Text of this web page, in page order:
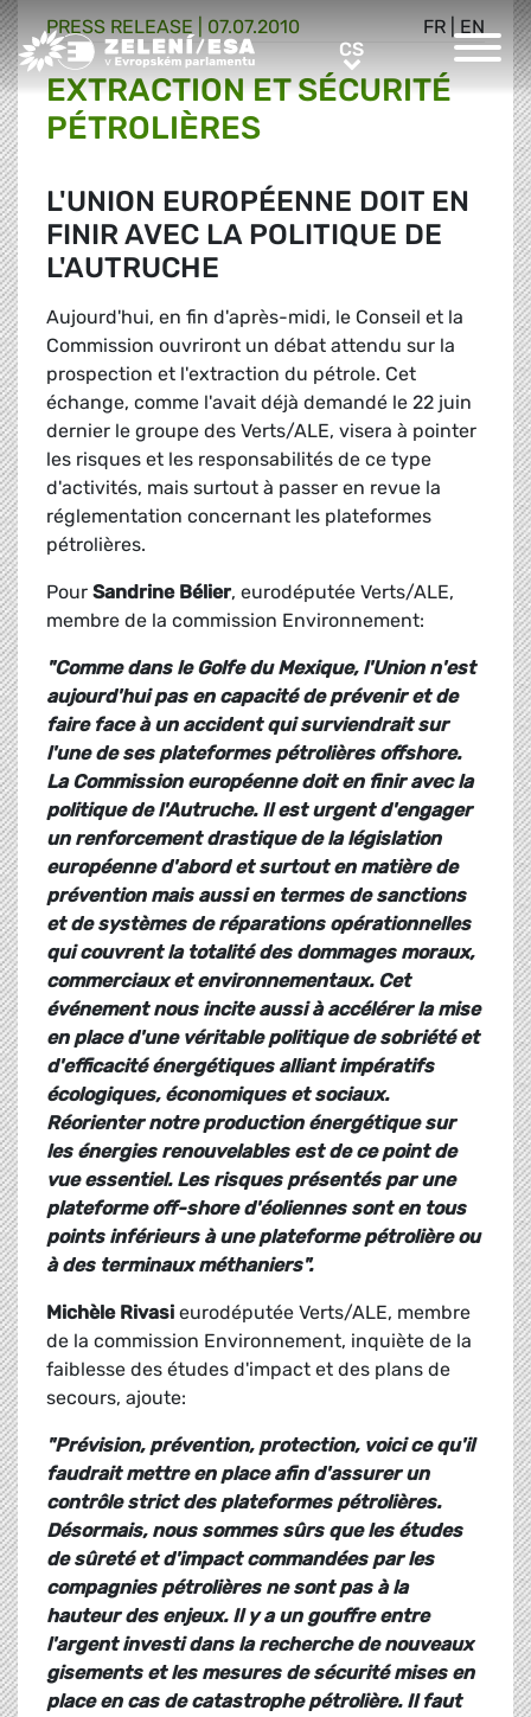
Greens/EFA Home CSCS
FR EN
PRESS RELEASE | 07.07.2010
EXTRACTION ET SÉCURITÉ
PÉTROLIÈRES
L'UNION EUROPÉENNE DOIT EN
FINIR AVEC LA POLITIQUE DE
L'AUTRUCHE
Aujourd'hui, en fin d'après-midi, le Conseil et la
Commission ouvriront un débat attendu sur la
prospection et l'extraction du pétrole. Cet
échange, comme l'avait déjà demandé le 22 juin
dernier le groupe des Verts/ALE, visera à pointer
les risques et les responsabilités de ce type
d'activités, mais surtout à passer en revue la
réglementation concernant les plateformes
pétrolières.
Pour Sandrine Bélier, eurodéputée Verts/ALE,
membre de la commission Environnement:
"Comme dans le Golfe du Mexique, l'Union n'est
aujourd'hui pas en capacité de prévenir et de
faire face à un accident qui surviendrait sur
l'une de ses plateformes pétrolières offshore.
La Commission européenne doit en finir avec la
politique de l'Autruche. Il est urgent d'engager
un renforcement drastique de la législation
européenne d'abord et surtout en matière de
prévention mais aussi en termes de sanctions
et de systèmes de réparations opérationnelles
qui couvrent la totalité des dommages moraux,
commerciaux et environnementaux. Cet
événement nous incite aussi à accélérer la mise
en place d'une véritable politique de sobriété et
d'efficacité énergétiques alliant impératifs
écologiques, économiques et sociaux.
Réorienter notre production énergétique sur
les énergies renouvelables est de ce point de
vue essentiel. Les risques présentés par une
plateforme off-shore d'éoliennes sont en tous
points inférieurs à une plateforme pétrolière ou
à des terminaux méthaniers".
Michèle Rivasi eurodéputée Verts/ALE, membre
de la commission Environnement, inquiète de la
faiblesse des études d'impact et des plans de
secours, ajoute:
"Prévision, prévention, protection, voici ce qu'il
faudrait mettre en place afin d'assurer un
contrôle strict des plateformes pétrolières.
Désormais, nous sommes sûrs que les études
de sûreté et d'impact commandées par les
compagnies pétrolières ne sont pas à la
hauteur des enjeux. Il y a un gouffre entre
l'argent investi dans la recherche de nouveaux
gisements et les mesures de sécurité mises en
place en cas de catastrophe pétrolière. Il faut